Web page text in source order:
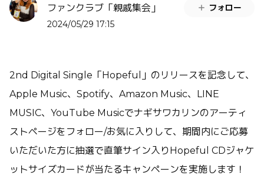
ファンクラブ「親戚集会」
2024/05/29 17:15
フォロー
2nd Digital Single「Hopeful」のリリースを記念して、
Apple Music、Spotify、Amazon Music、LINE
MUSIC、YouTube Musicでナギサワカリンのアーティ
ストページをフォロー/お気に入りして、期間内にご応募
いただいた方に抽選で直筆サイン入りHopeful CDジャケ
ットサイズカードが当たるキャンペーンを実施します！